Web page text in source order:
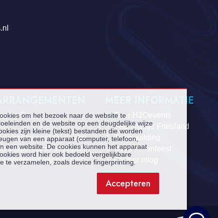
Friesland
klipper rond Amsterdam
op een rijtje
MEER INFORMATIE
Over H2Oevents
Bedrijfsuitje Friesland
Teambuilding
Vrijgezellenfeest
Partner inlog
om het bezoek naar de website te
en de website op een deugdelijke wijze
zijn kleine (tekst) bestanden die worden
van een apparaat (computer, telefoon,
een website. De cookies kunnen het apparaat
word hier ook bedoeld vergelijkbare
te verzamelen, zoals device fingerprinting.
Accepteren